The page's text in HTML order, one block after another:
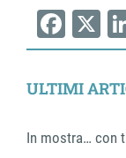
X
ULTIMI
In mostra… con